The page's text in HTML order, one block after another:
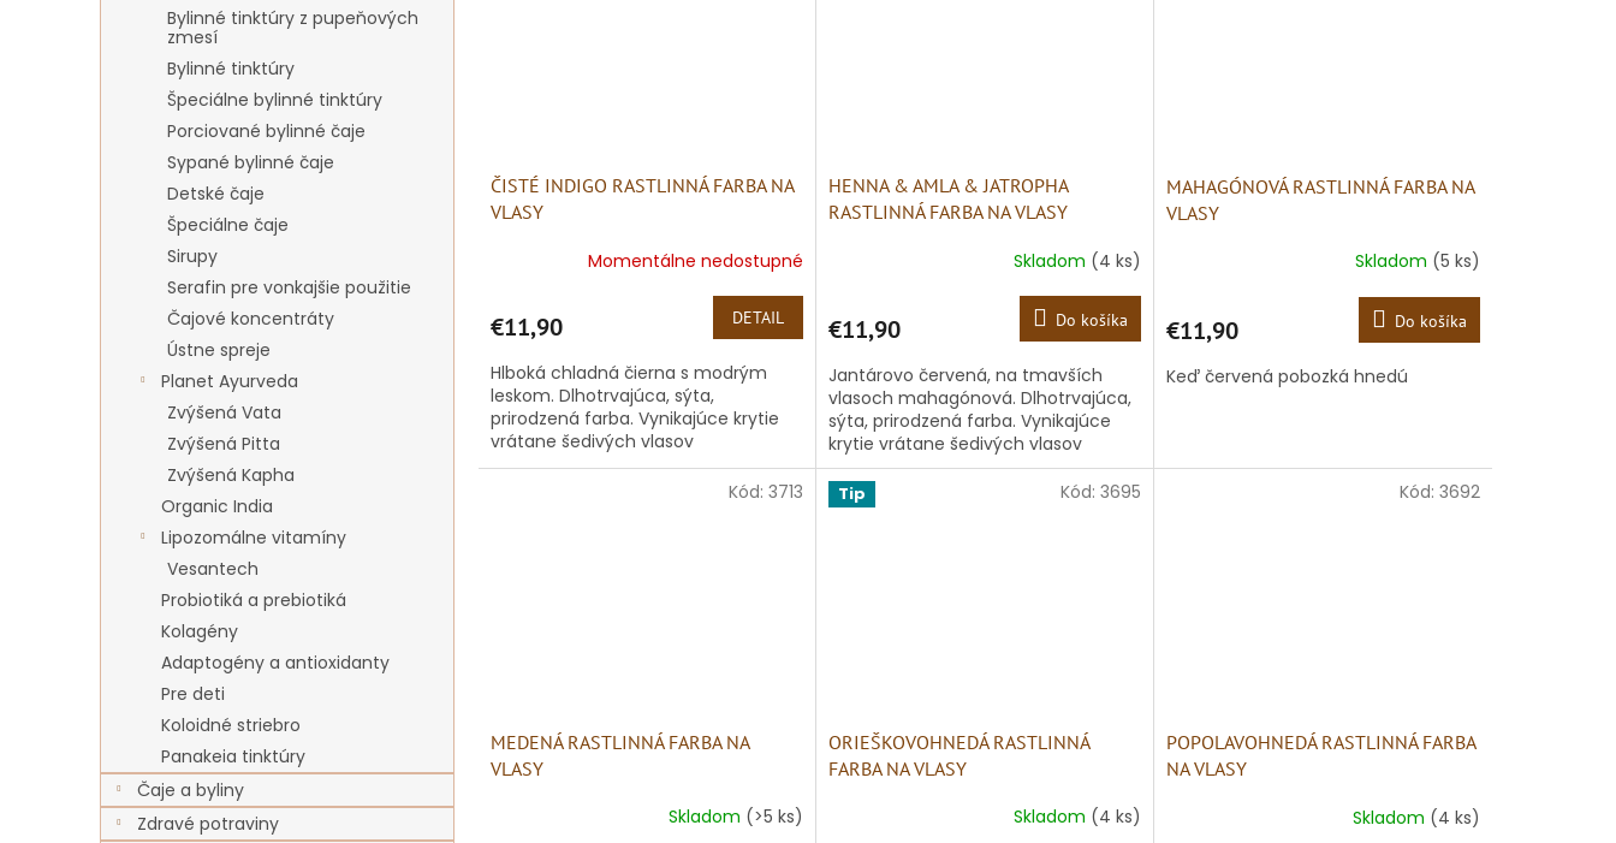
Bylinné tinktúry z pupeňových
zmesí
Bylinné tinktúry
Špeciálne bylinné tinktúry
Porciované bylinné čaje
Sypané bylinné čaje
Detské čaje
Špeciálne čaje
Sirupy
Serafin pre vonkajšie použitie
Čajové koncentráty
Ústne spreje
Planet Ayurveda
Zvýšená Vata
Zvýšená Pitta
Zvýšená Kapha
Organic India
Lipozomálne vitamíny
Vesantech
Probiotiká a prebiotiká
Kolagény
Adaptogény a antioxidanty
Pre deti
Koloidné striebro
Panakeia tinktúry
Čaje a byliny
Zdravé potraviny
ČISTÉ INDIGO RASTLINNÁ FARBA NA
VLASY
Momentálne nedostupné
€11,90 DETAIL
Hlboká chladná čierna s modrým
leskom. Dlhotrvajúca, sýta,
prirodzená farba. Vynikajúce krytie
vrátane šedivých vlasov
HENNA & AMLA & JATROPHA
RASTLINNÁ FARBA NA VLASY
Skladom (4 ks)
€11,90 Do košíka
Jantárovo červená, na tmavších
vlasoch mahagónová. Dlhotrvajúca,
sýta, prirodzená farba. Vynikajúce
krytie vrátane šedivých vlasov
MAHAGÓNOVÁ RASTLINNÁ FARBA NA
VLASY
Skladom (5 ks)
€11,90 Do košíka
Keď červená pobozká hnedú
MEDENÁ RASTLINNÁ FARBA NA
VLASY
Skladom (>5 ks)
Kód: 3713 Tip
ORIEŠKOVOHNEDÁ RASTLINNÁ
FARBA NA VLASY
Skladom (4 ks)
Kód: 3695
POPOLAVOHNEDÁ RASTLINNÁ FARBA
NA VLASY
Skladom (4 ks)
Kód: 3692